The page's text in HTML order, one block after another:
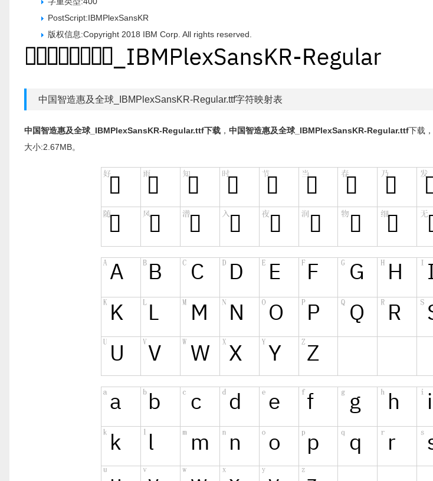
PostScript:IBMPlexSansKR
版权信息:Copyright 2018 IBM Corp. All rights reserved.
中国智造惠及全球_IBMPlexSansKR-Regular.ttf字符映射表
中国智造惠及全球_IBMPlexSansKR-Regular.ttf下载 ， 中国智造惠及全球_IBMPlexSansKR-Regular.ttf下载，
大小:2.67MB。